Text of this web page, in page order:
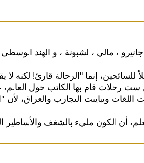
، مالي ، لشبونة ، و الهند الوسطى
للسائحين، إنما "الرحالة قارئ! لكنه
رحلات قام بها الكاتب حول
اللغات وتباينت التجارب والعراق، لأن
أن الكون مليء بالشغف والأساطير